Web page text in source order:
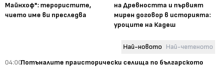
Майнхоф": терористите,
чието име ви преследва
на Древността и първият
мирен договор в историята:
уроците на Кадеш
Най-новото Най-четеното
04:00Потъналите праисторически селища по българското